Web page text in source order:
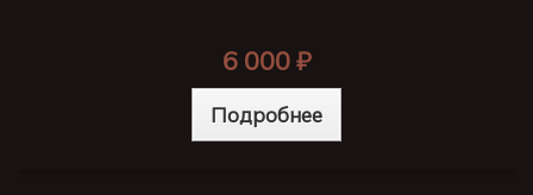
6 000 ₽
Подробнее